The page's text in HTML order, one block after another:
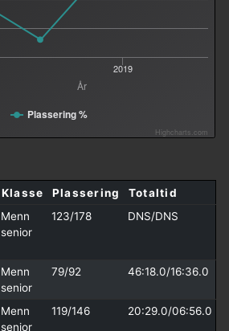
År
2019
Plassering %
Highcharts.com
Klasse Plassering
Totaltid
Menn
senior
123/178 DNS/DNS
Menn
senior
79/92 46:18.0/16:36.0
Menn
senior
119/146 20:29.0/06:56.0